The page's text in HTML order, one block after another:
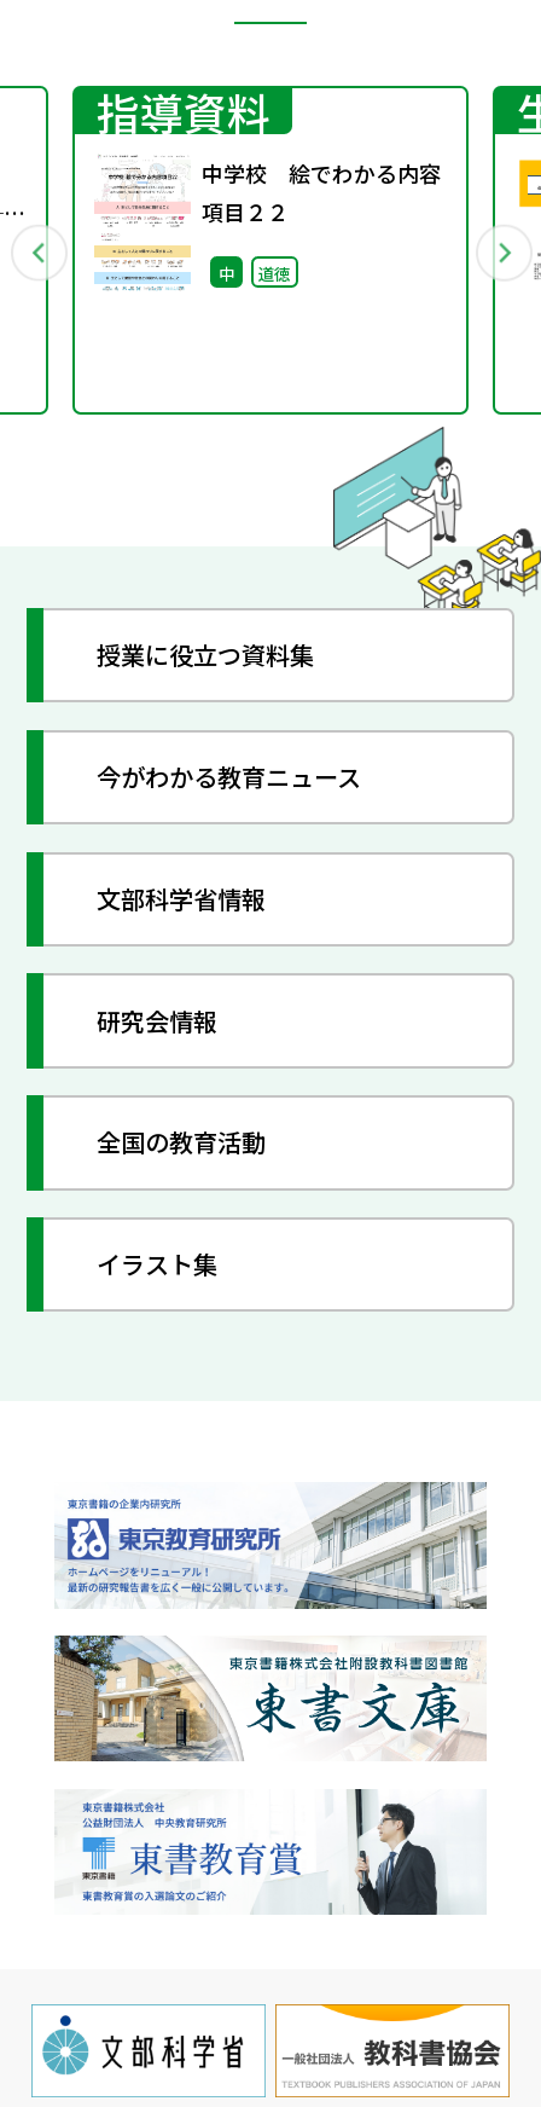
指導資料
中学校 絵でわかる内容
項目２２
中 道徳
授業に役立つ資料集
今がわかる教育ニュース
文部科学省情報
研究会情報
全国の教育活動
イラスト集